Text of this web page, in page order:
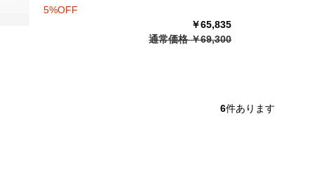
5%OFF
￥65,835
通常価格 ￥69,300
6件あります